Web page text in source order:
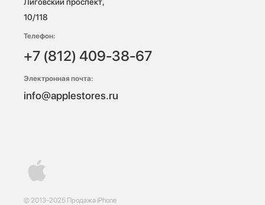
© 2013-2025 Продажа iPhone
10/118
Телефон:
+7 (812) 409-38-67
Электронная почта:
info@applestores.ru